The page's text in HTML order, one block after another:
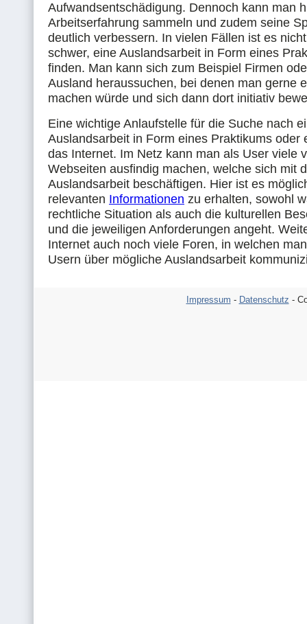
Aufwandsentschädigung. Dennoch kann man
Arbeitserfahrung sammeln und zudem seine
deutlich verbessern. In vielen Fällen ist es
schwer, eine Auslandsarbeit in Form eines
finden. Man kann sich zum Beispiel Firmen
Ausland heraussuchen, bei denen man gerne
machen würde und sich dann dort initiativ
Eine wichtige Anlaufstelle für die Suche nach
Auslandsarbeit in Form eines Praktikums oder
das Internet. Im Netz kann man als User viele
Webseiten ausfindig machen, welche sich mit
Auslandsarbeit beschäftigen. Hier ist es
relevanten Informationen zu erhalten, sowohl
rechtliche Situation als auch die kulturellen
und die jeweiligen Anforderungen angeht.
Internet auch noch viele Foren, in welchen
Usern über mögliche Auslandsarbeit
Impressum - Datenschutz -